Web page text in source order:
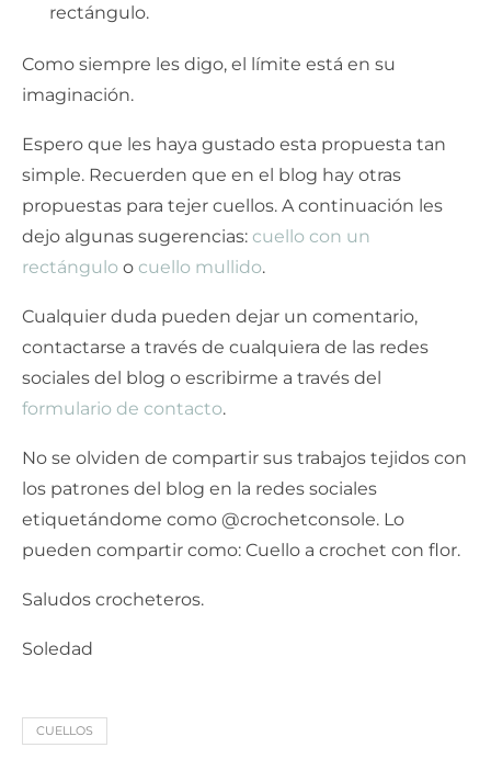
rectángulo.
Como siempre les digo, el límite está en su
imaginación.
Espero que les haya gustado esta propuesta tan
simple. Recuerden que en el blog hay otras
propuestas para tejer cuellos. A continuación les
dejo algunas sugerencias: cuello con un
rectángulo o cuello mullido.
Cualquier duda pueden dejar un comentario,
contactarse a través de cualquiera de las redes
sociales del blog o escribirme a través del
formulario de contacto.
No se olviden de compartir sus trabajos tejidos con
los patrones del blog en la redes sociales
etiquetándome como @crochetconsole. Lo
pueden compartir como: Cuello a crochet con flor.
Saludos crocheteros.
Soledad
CUELLOS